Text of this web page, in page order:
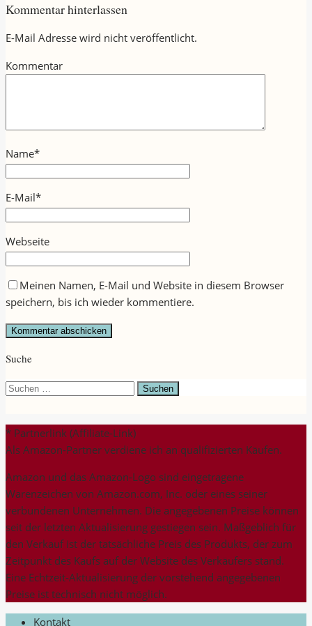
Kommentar hinterlassen
E-Mail Adresse wird nicht veröffentlicht.
Kommentar
Name*
E-Mail*
Webseite
Meinen Namen, E-Mail und Website in diesem Browser
speichern, bis ich wieder kommentiere.
Suche
Suchen
* Partnerlink (Affiliate-Link)
Als Amazon-Partner verdiene ich an qualifizierten Käufen.
Amazon und das Amazon-Logo sind eingetragene
Warenzeichen von Amazon.com, Inc. oder eines seiner
verbundenen Unternehmen. Die angegebenen Preise können
seit der letzten Aktualisierung gestiegen sein. Maßgeblich für
den Verkauf ist der tatsächliche Preis des Produkts, der zum
Zeitpunkt des Kaufs auf der Website des Verkäufers stand.
Eine Echtzeit-Aktualisierung der vorstehend angegebenen
Preise ist technisch nicht möglich.
Kontakt